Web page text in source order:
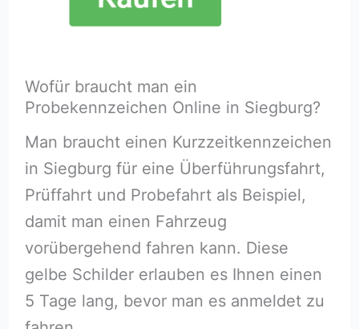
Wofür braucht man ein
Probekennzeichen Online in Siegburg?
Man braucht einen Kurzzeitkennzeichen
in Siegburg für eine Überführungsfahrt,
Prüffahrt und Probefahrt als Beispiel,
damit man einen Fahrzeug
vorübergehend fahren kann. Diese
gelbe Schilder erlauben es Ihnen einen
5 Tage lang, bevor man es anmeldet zu